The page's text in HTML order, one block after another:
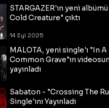
STARGAZER'ın yeni
Cold Creature" çıktı
14 Eyl 2025
MALOTA, yeni single'ı "In A
Common Grave"ın
yayınladı
Sabaton - "Crossing The
Single'ını Yayınladı